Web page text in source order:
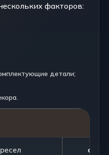
факторов:
детали;
от